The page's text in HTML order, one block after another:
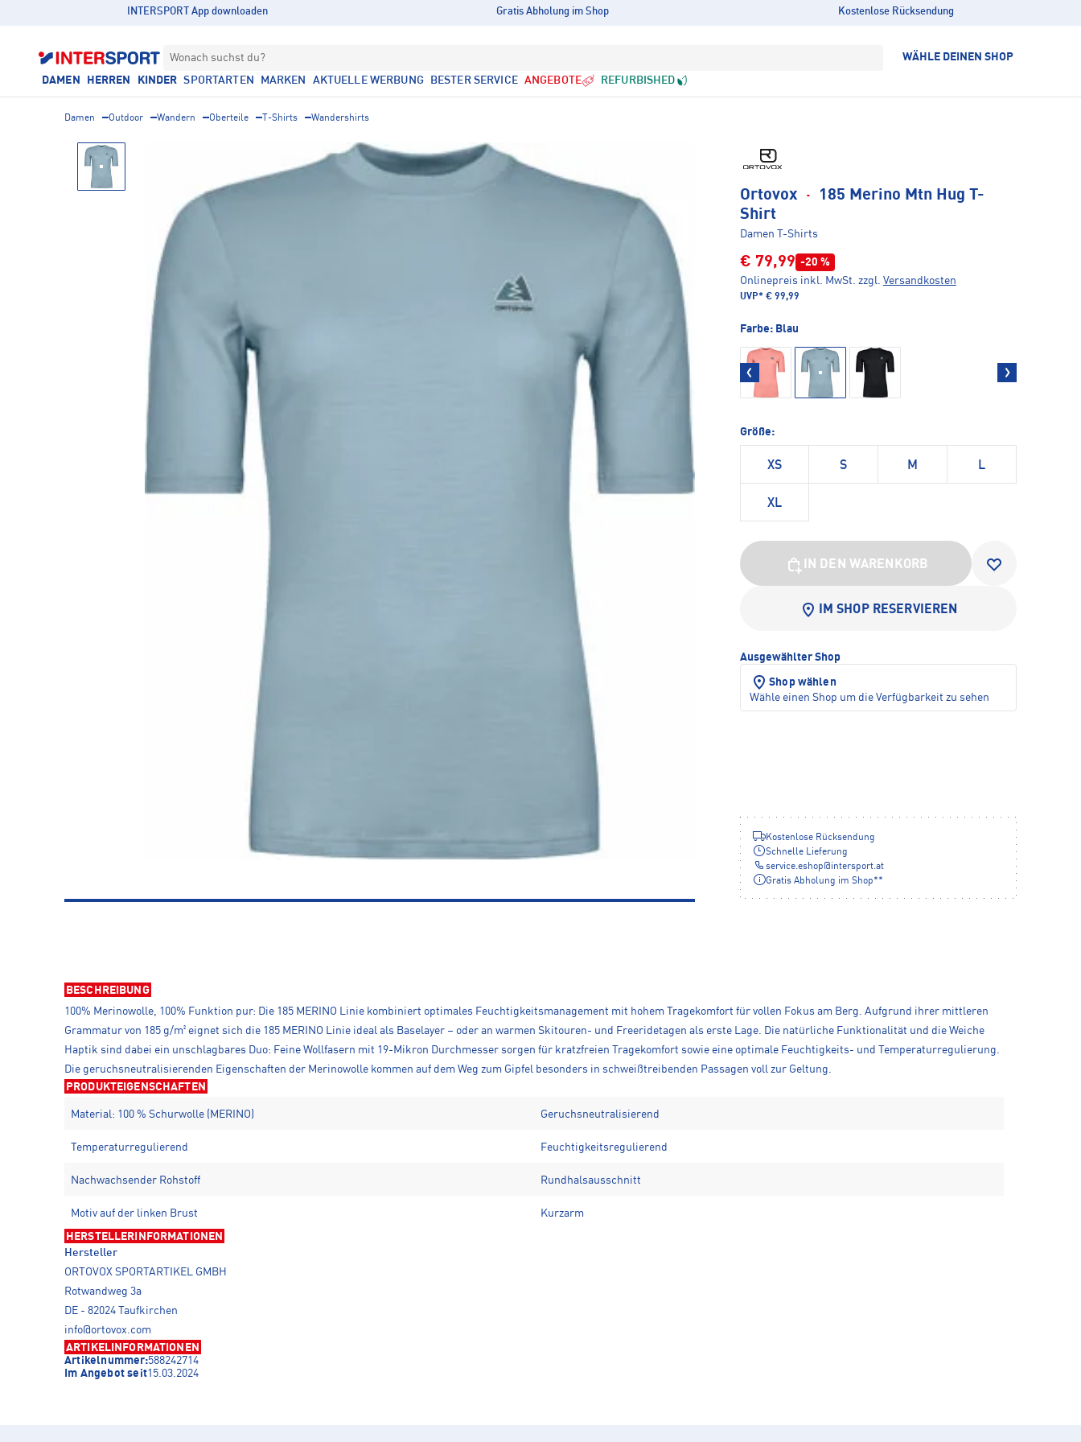
INTERSPORT App downloaden Gratis Abholung im Shop Kostenlose Rücksendung
Wonach suchst du? WÄHLE DEINEN SHOP
DAMEN HERREN KINDER SPORTARTEN MARKEN AKTUELLE WERBUNG BESTER SERVICE ANGEBOTE REFURBISHED
Damen Outdoor Wandern Oberteile T-Shirts Wandershirts
Ortovox ·
185 Merino Mtn Hug T-
Shirt
Damen T-Shirts
€ 79,99 -20 %
Onlinepreis inkl. MwSt.
zzgl. Versandkosten
UVP* € 99,99
Farbe: Blau
Größe:
XS S M L
XL
IN DEN WARENKORB
IM SHOP RESERVIEREN
Ausgewählter Shop
Shop wählen
Wähle einen Shop um die Verfügbarkeit zu sehen
Kostenlose Rücksendung
Schnelle Lieferung
service.eshop@ intersport.at
Gratis Abholung im Shop**
BESCHREIBUNG
100% Merinowolle, 100% Funktion pur: Die 185 MERINO Linie kombiniert optimales Feuchtigkeitsmanagement mit hohem Tragekomfort für vollen Fokus am Berg. Aufgrund ihrer mittleren
Grammatur von 185 g/m² eignet sich die 185 MERINO Linie ideal als Baselayer – oder an warmen Skitouren- und Freeridetagen als erste Lage. Die natürliche Funktionalität und die Weiche
Haptik sind dabei ein unschlagbares Duo: Feine Wollfasern mit 19-Mikron Durchmesser sorgen für kratzfreien Tragekomfort sowie eine optimale Feuchtigkeits- und Temperaturregulierung.
Die geruchsneutralisierenden Eigenschaften der Merinowolle kommen auf dem Weg zum Gipfel besonders in schweißtreibenden Passagen voll zur Geltung.
PRODUKTEIGENSCHAFTEN
Material: 100 % Schurwolle (MERINO) Geruchsneutralisierend
Temperaturregulierend Feuchtigkeitsregulierend
Nachwachsender Rohstoff Rundhalsausschnitt
Motiv auf der linken Brust Kurzarm
HERSTELLERINFORMATIONEN
Hersteller
ORTOVOX SPORTARTIKEL GMBH
Rotwandweg 3a
DE - 82024 Taufkirchen
info@ortovox.com
ARTIKELINFORMATIONEN
Artikelnummer:588242714
Im Angebot seit15.03.2024